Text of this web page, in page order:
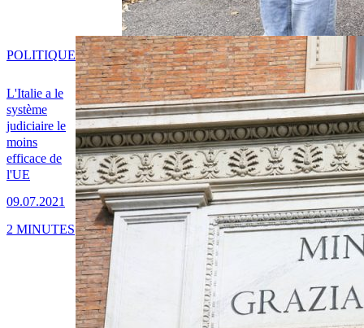
L'Italie a le
système
judiciaire le
moins
efficace de
l'UE
09.07.2021
POLITIQUE
2 MINUTES